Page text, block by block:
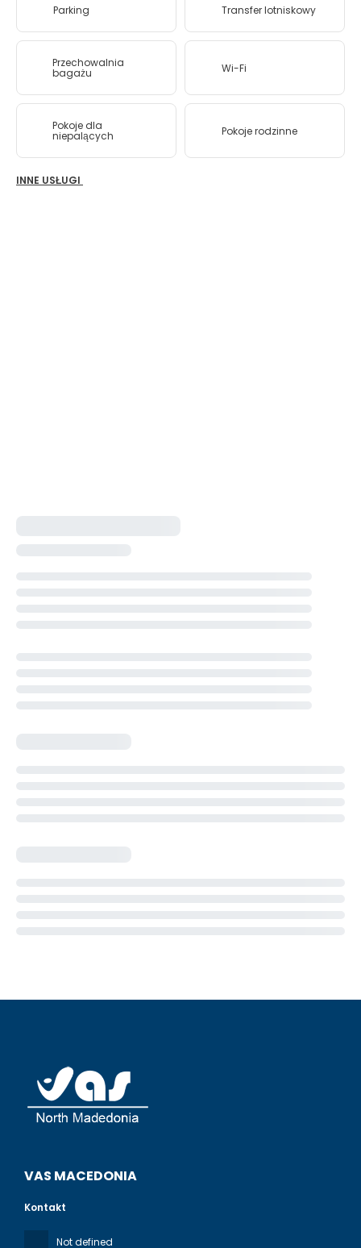
Parking Transfer lotniskowy
Przechowalnia
bagażu Wi-Fi
Pokoje dla
niepalących Pokoje rodzinne
INNE USŁUGI
VAS MACEDONIA
Kontakt
Not defined